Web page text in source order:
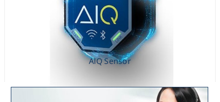
AIQ Sensor
AIQ Sensor